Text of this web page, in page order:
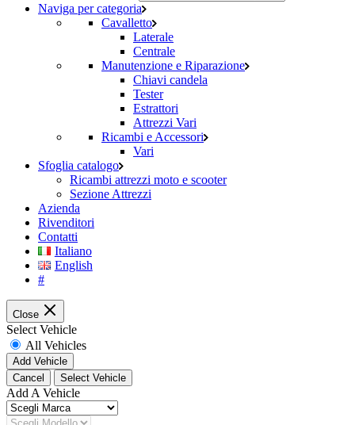
Naviga per categoria
Cavalletto
Laterale
Centrale
Manutenzione e Riparazione
Chiavi candela
Tester
Estrattori
Attrezzi Vari
Ricambi e Accessori
Vari
Sfoglia catalogo
Ricambi attrezzi moto e scooter
Sezione Attrezzi
Azienda
Rivenditori
Contatti
Italiano
English
#
Close
Select Vehicle
All Vehicles
Add Vehicle
Cancel
Select Vehicle
Add A Vehicle